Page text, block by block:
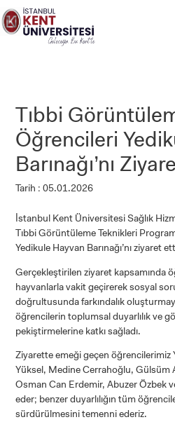
Lütfen
dikkat:
Bu
sistemiTıbbi
Öğrencileri
Barınağı’nı
Tarih : 05.01.2026
İstanbul Kent Üniversitesi Sağlık
Tıbbi Görüntüleme Teknikleri
Yedikule Hayvan Barınağı’nı ziyaret
Gerçekleştirilen ziyaret kapsamında
hayvanlarla vakit geçirerek sosyal
doğrultusunda farkındalık
öğrencilerin toplumsal duyarlılık ve
pekiştirmelerine katkı sağladı.
Ziyarette emeği geçen öğrencilerimiz
Yüksel, Medine Cerrahoğlu, Gülsüm
Osman Can Erdemir, Abuzer Özbek
eder; benzer duyarlılığın tüm
sürdürülmesini temenni ederiz.